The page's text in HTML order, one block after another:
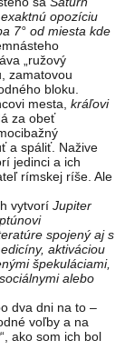
exaktnú opozíciu
7° od miesta kde
„ružový
zamatovou
bloku.
mesta, kráľovi
za obeť
a spáliť. Nažive
jedinci a ich
rímskej ríše. Ale
vytvorí Jupiter
spojený aj s
aktiváciou
špekuláciami,
alebo
dva dni na to –
voľby a na
“, ako som ich bol